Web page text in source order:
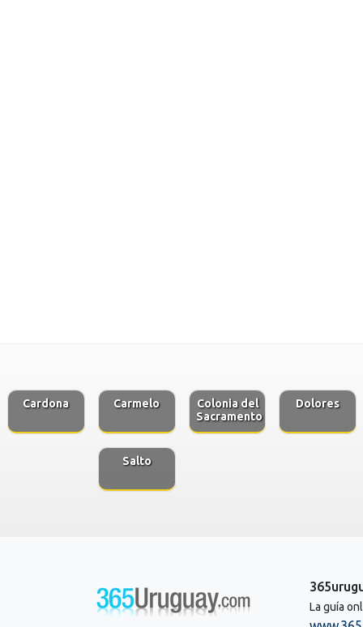
Cardona Carmelo
Colonia del
Sacramento
Dolores
Salto
La guía